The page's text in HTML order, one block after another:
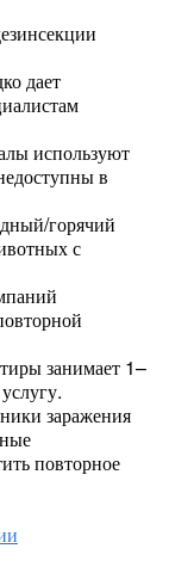
дает
используют
в
горячий
с
занимает 1–
заражения
повторное